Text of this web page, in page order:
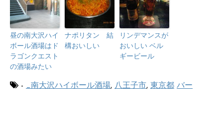
昼の南大沢ハイ
ボール酒場はド
ラゴンクエスト
の酒場みたい
ナポリタン 結
構おいしい
リンデマンスが
おいしい ベル
ギービール
- _南大沢ハイボール酒場, 八王子市, 東京都 バー